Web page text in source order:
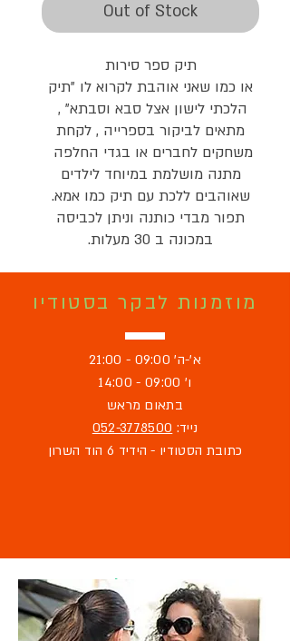
Out of Stock
תיק ספר סירות
או כמו שאני אוהבת לקרוא לו "תיק
הלכתי לישון אצל סבא וסבתא" ,
מתאים לביקור בספרייה , לקחת
משחקים לחברים או בגדי החלפה
מתנה מושלמת במיוחד לילדים
שאוהבים ללכת עם תיק כמו אמא.
תפור מבדי כותנה וניתן לכביסה
במכונה ב 30 מעלות.
מוזמנות לבקר בסטודיו
א'-ה' 09:00 - 21:00
ו' 09:00 - 14:00
בתאום מראש
נייד: 052-3778500
כתובת הסטודיו - הידיד 6 הוד השרון
מוזמנת לבקר
בסטודיו